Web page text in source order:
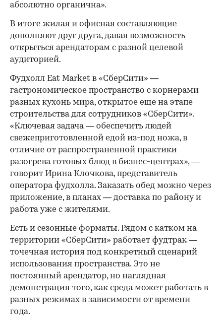
абсолютно органична».
В итоге жилая и офисная составляющие
дополняют друг друга, давая возможность
открыться арендаторам с разной целевой
аудиторией.
Фудхолл Eat Market в «СберСити» —
гастрономическое пространство с корнерами
разных кухонь мира, открытое еще на этапе
строительства для сотрудников «СберСити».
«Ключевая задача — обеспечить людей
свежеприготовленной едой из-под ножа, в
отличие от распространенной практики
разогрева готовых блюд в бизнес-центрах», —
говорит Ирина Клочкова, представитель
оператора фудхолла. Заказать обед можно через
приложение, в планах — доставка по району и
работа уже с жителями.
Есть и сезонные форматы. Рядом с катком на
территории «СберСити» работает фудтрак —
точечная история под конкретный сценарий
использования пространства. Это не
постоянный арендатор, но наглядная
демонстрация того, как среда может работать в
разных режимах в зависимости от времени
года.